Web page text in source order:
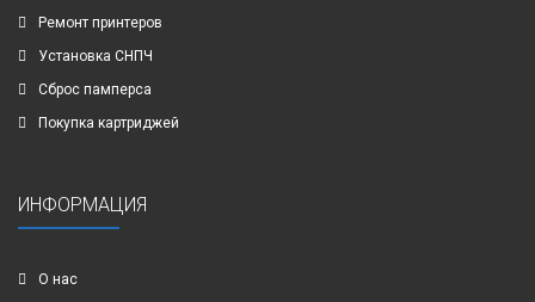
Ремонт принтеров
Установка СНПЧ
Сброс памперса
Покупка картриджей
ИНФОРМАЦИЯ
О нас